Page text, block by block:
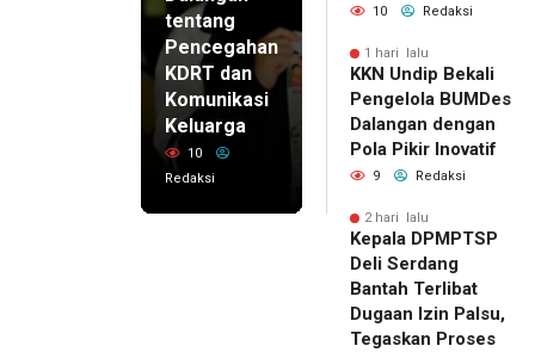
tentang
Pencegahan
KDRT dan
Komunikasi
Keluarga
10
Redaksi
10 Redaksi
1 hari lalu
KKN Undip Bekali
Pengelola BUMDes
Dalangan dengan
Pola Pikir Inovatif
9 Redaksi
2 hari lalu
Kepala DPMPTSP
Deli Serdang
Bantah Terlibat
Dugaan Izin Palsu,
Tegaskan Proses